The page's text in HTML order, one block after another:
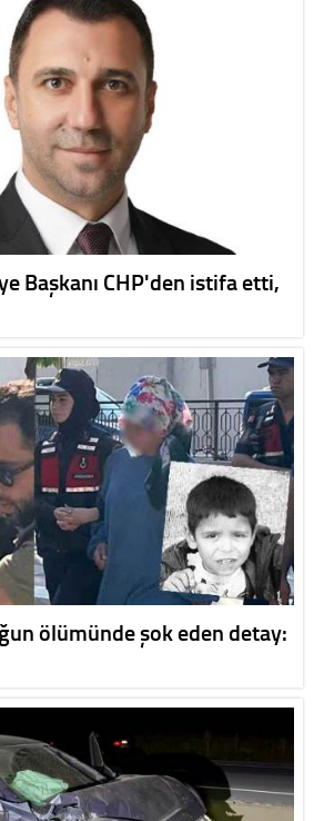
Başkanı CHP'den istifa etti,
ölümünde şok eden detay: